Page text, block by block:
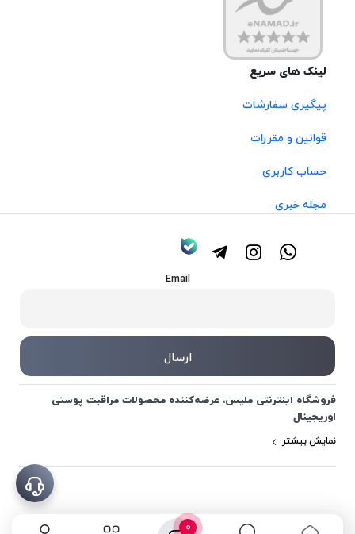
0
لینک های سریع
پیگیری سفارشات
قوانین و مقررات
حساب کاربری
مجله خبری
Email
فروشگاه اینترنتی ملیس، عرضه‌کننده محصولات مراقبت پوستی
اوریجینال
نمایش بیشتر